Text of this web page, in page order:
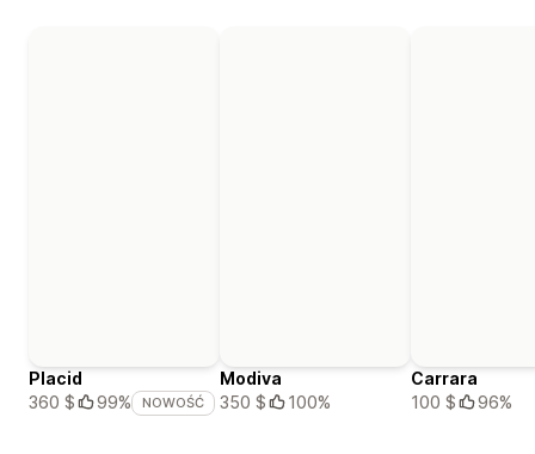
Placid
360 $
99% NOWOŚĆ
Modiva
350 $
100%
Carrara
100 $
96%